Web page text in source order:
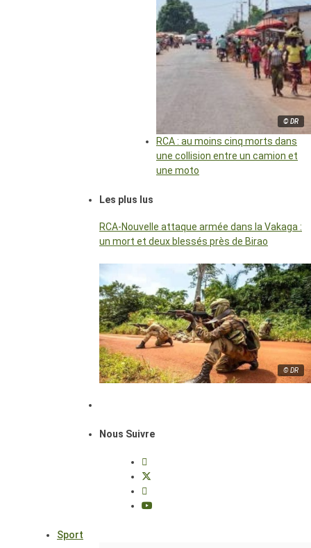
© DR
RCA : au moins cinq morts dans
une collision entre un camion et
une moto
Les plus lus
RCA-Nouvelle attaque armée dans la Vakaga :
un mort et deux blessés près de Birao
© DR
Nous Suivre
Sport